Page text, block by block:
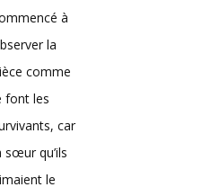
à
la
comme
font les
car
sœur qu’ils
le